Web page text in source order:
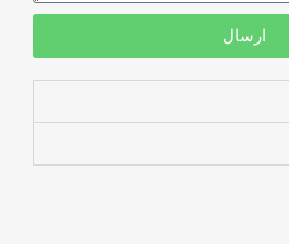
ارسال